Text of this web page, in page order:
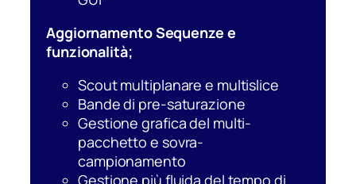
Aggiornamento Sequenze e
funzionalità;
Scout multiplanare e multislice
Bande di pre-saturazione
Gestione grafica del multi-
pacchetto e sovra-
campionamento
Gestione più fluida del tempo di